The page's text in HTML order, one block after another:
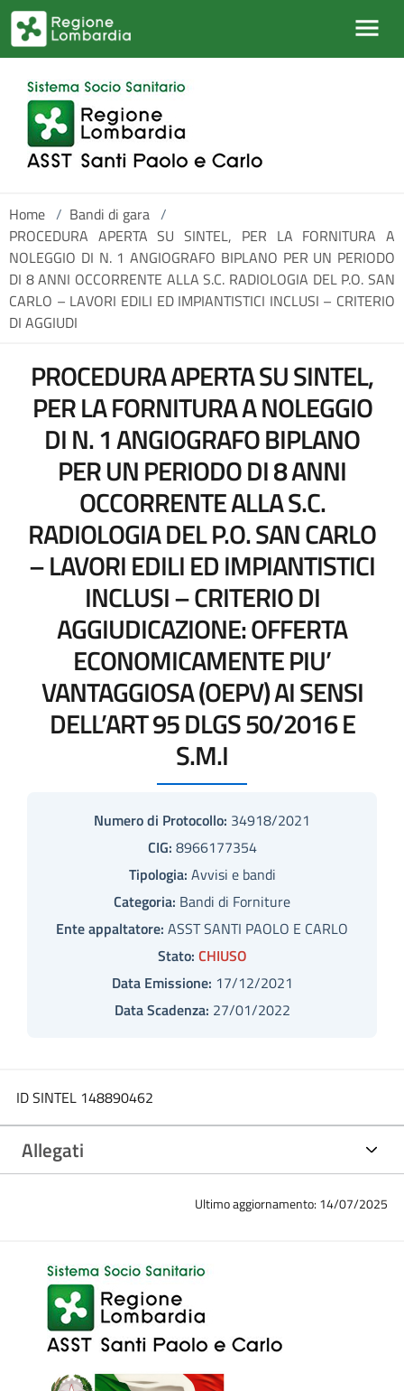
Salta al contenuto principale
Home / Bandi di gara /
PROCEDURA APERTA SU SINTEL, PER LA FORNITURA A
NOLEGGIO DI N. 1 ANGIOGRAFO BIPLANO PER UN PERIODO
DI 8 ANNI OCCORRENTE ALLA S.C. RADIOLOGIA DEL P.O. SAN
CARLO – LAVORI EDILI ED IMPIANTISTICI INCLUSI – CRITERIO
DI AGGIUDI
PROCEDURA APERTA SU SINTEL,
PER LA FORNITURA A NOLEGGIO
DI N. 1 ANGIOGRAFO BIPLANO
PER UN PERIODO DI 8 ANNI
OCCORRENTE ALLA S.C.
RADIOLOGIA DEL P.O. SAN CARLO
– LAVORI EDILI ED IMPIANTISTICI
INCLUSI – CRITERIO DI
AGGIUDICAZIONE: OFFERTA
ECONOMICAMENTE PIU’
VANTAGGIOSA (OEPV) AI SENSI
DELL’ART 95 DLGS 50/2016 E
S.M.I
Numero di Protocollo: 34918/2021
CIG: 8966177354
Tipologia: Avvisi e bandi
Categoria: Bandi di Forniture
Ente appaltatore: ASST SANTI PAOLO E CARLO
Stato: CHIUSO
Data Emissione: 17/12/2021
Data Scadenza: 27/01/2022
ID SINTEL 148890462
Allegati
Ultimo aggiornamento: 14/07/2025